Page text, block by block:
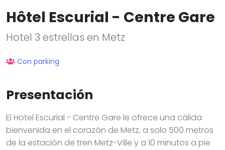
Hôtel Escurial - Centre Gare
Hotel 3 estrellas en Metz
Con parking
Presentación
El Hotel Escurial - Centre Gare le ofrece una cálida
bienvenida en el corazón de Metz, a solo 500 metros
de la estación de tren Metz-Ville y a 10 minutos a pie